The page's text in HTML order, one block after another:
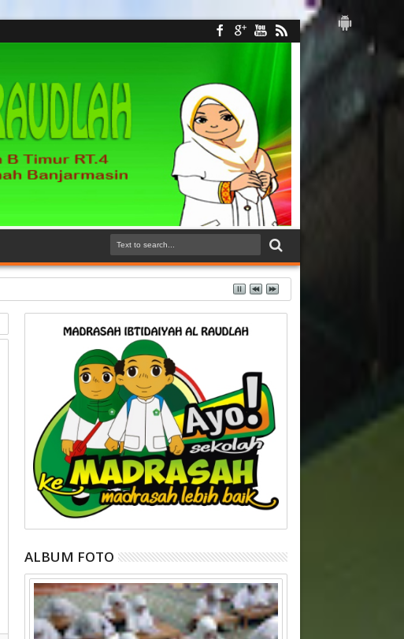
ALBUM FOTO